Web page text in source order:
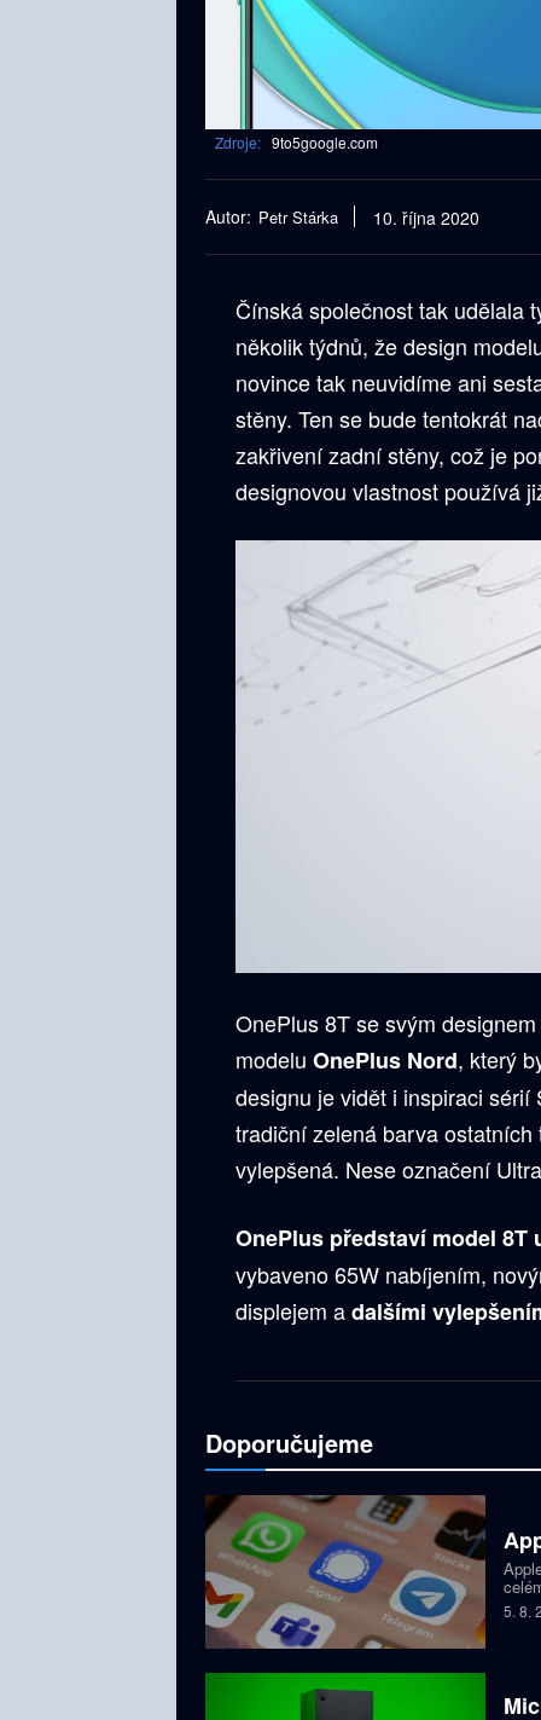
Zdroje: 9to5google.com
Autor: Petr Stárka 10. října 2020
Čínská společnost tak udělala
několik týdnů, že design
novince tak neuvidíme ani
stěny. Ten se bude tentokrát
zakřivení zadní stěny, což je
designovou vlastnost používá
OnePlus 8T se svým
modelu OnePlus Nord, který
designu je vidět i inspiraci
tradiční zelená barva
vylepšená. Nese označení
OnePlus představí model 8T
vybaveno 65W nabíjením,
displejem adalšími
Doporučujeme
dětí,
5. 8.